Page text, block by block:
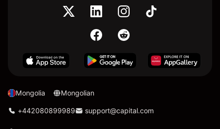
Mongolia Mongolian
+442080899989 support@capital.com